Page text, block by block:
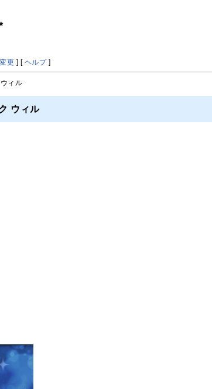
更 ] [ ヘルプ]
ィル
ウィル